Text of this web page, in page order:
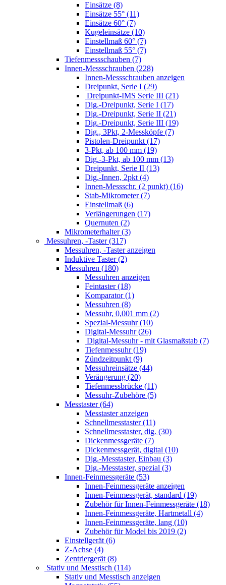
Einsätze (8)
Einsätze 55° (11)
Einsätze 60° (7)
Kugeleinsätze (10)
Einstellmaß 60° (7)
Einstellmaß 55° (7)
Tiefenmessschauben (7)
Innen-Messschrauben (228)
Innen-Messschrauben anzeigen
Dreipunkt, Serie I (29)
Dreipunkt-IMS Serie III (21)
Dig.-Dreipunkt, Serie I (17)
Dig.-Dreipunkt, Serie II (21)
Dig.-Dreipunkt, Serie III (19)
Dig., 3Pkt, 2-Messköpfe (7)
Pistolen-Dreipunkt (17)
3-Pkt, ab 100 mm (19)
Dig.-3-Pkt, ab 100 mm (13)
Dreipunkt, Serie II (13)
Dig.-Innen, 2pkt (4)
Innen-Messschr. (2 punkt) (16)
Stab-Mikrometer (7)
Einstellmaß (6)
Verlängerungen (17)
Quernuten (2)
Mikrometerhalter (3)
Messuhren, -Taster (317)
Messuhren, -Taster anzeigen
Induktive Taster (2)
Messuhren (180)
Messuhren anzeigen
Feintaster (18)
Komparator (1)
Messuhren (8)
Messuhr, 0,001 mm (2)
Spezial-Messuhr (10)
Digital-Messuhr (26)
Digital-Messuhr - mit Glasmaßstab (7)
Tiefenmessuhr (19)
Zündzeitpunkt (9)
Messuhreinsätze (44)
Verängerung (20)
Tiefenmessbrücke (11)
Messuhr-Zubehöre (5)
Messtaster (64)
Messtaster anzeigen
Schnellmesstaster (11)
Schnellmesstaster, dig. (30)
Dickenmessgeräte (7)
Dickenmessgerät, digital (10)
Dig.-Messtaster, Einbau (3)
Dig.-Messtaster, spezial (3)
Innen-Feinmessgeräte (53)
Innen-Feinmessgeräte anzeigen
Innen-Feinmessgerät, standard (19)
Zubehör für Innen-Feinmessgeräte (18)
Innen-Feinmessgeräte, Hartmetall (4)
Innen-Feinmessgeräte, lang (10)
Zubehör für Model bis 2019 (2)
Einstellgerät (6)
Z-Achse (4)
Zentriergerät (8)
Stativ und Messtisch (114)
Stativ und Messtisch anzeigen